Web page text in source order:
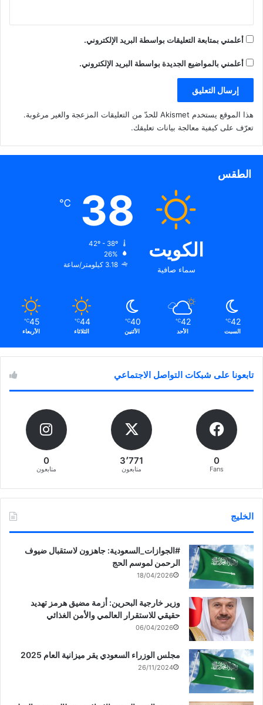
أعلمني بمتابعة التعليقات بواسطة البريد الإلكتروني.
أعلمني بالمواضيع الجديدة بواسطة البريد الإلكتروني.
هذا الموقع يستخدم Akismet للحدّ من التعليقات المزعجة والغير مرغوبة.
تعرّف على كيفية معالجة بيانات تعليقك.
الطقس
الكويت
سماء صافية
38
℃
26%
3.18 كيلومتر/ساعة
42
℃
السبت
42
℃
الأحد
40
℃
الأثنين
44
℃
الثلاثاء
45
℃
الأربعاء
تابعونا على شبكات التواصل الاجتماعي
0
Fans
3٬771
متابعون
0
متابعون
الخليج
‏‎#الجوازات_السعودية: جاهزون لاستقبال ضيوف
الرحمن لموسم الحج
18/04/2026
وزير خارجية البحرين: أزمة مضيق هرمز تهديد
حقيقي للاستقرار العالمي والأمن الغذائي
06/04/2026
مجلس الوزراء السعودي يقر ميزانية العام 2025
26/11/2024